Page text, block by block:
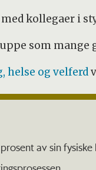
kollegaer i
som mange
helse og velferd
av sin